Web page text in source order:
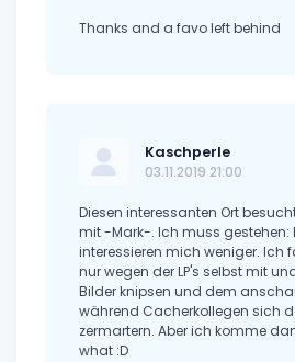
Thanks and a favo left behind
Kaschperle
03.11.2019 21:00
Diesen interessanten Ort
mit -Mark-. Ich muss gestehen:
interessieren mich weniger. Ich
nur wegen der LP's selbst mit
Bilder knipsen und dem
während Cacherkollegen sich
zermartern. Aber ich komme
what :D